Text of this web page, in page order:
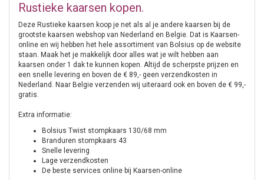
Rustieke kaarsen kopen.
Deze Rustieke kaarsen koop je net als al je andere kaarsen bij de
grootste kaarsen webshop van Nederland en Belgie. Dat is Kaarsen-
online en wij hebben het hele assortiment van Bolsius op de website
staan. Maak het je makkelijk door alles wat je wilt hebben aan
kaarsen onder 1 dak te kunnen kopen. Altijd de scherpste prijzen en
een snelle levering en boven de € 89,- geen verzendkosten in
Nederland. Naar Belgie verzenden wij uiteraard ook en boven de € 99,-
gratis.
Extra informatie:
Bolsius Twist stompkaars 130/68 mm
Branduren stompkaars 43
Snelle levering
Lage verzendkosten
De beste services online bij Kaarsen-online